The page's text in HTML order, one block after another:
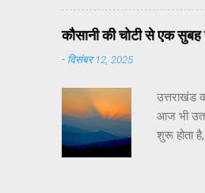
मज़ा लिया
— जो
सरसों का
कौसानी की चोटी से एक
- दिसंबर 12, 2025
उत्तराखंड
आज भी
शुरू होता
जिसे